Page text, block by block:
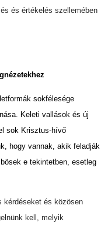
és értékelés szellemében
sokfélesége
Keleti vallások és új
sok Krisztus-hívő
hogy vannak, akik feladják
e tekintetben, esetleg
kérdéseket és közösen
kell, melyik